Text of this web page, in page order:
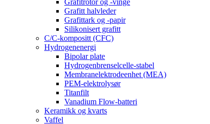
Grafitrotor og -vinge
Grafitt halvleder
Grafittark og -papir
Silikonisert grafitt
C/C-kompositt (CFC)
Hydrogenenergi
Bipolar plate
Hydrogenbrenselcelle-stabel
Membranelektrodeenhet (MEA)
PEM-elektrolysør
Titanfilt
Vanadium Flow-batteri
Keramikk og kvarts
Vaffel